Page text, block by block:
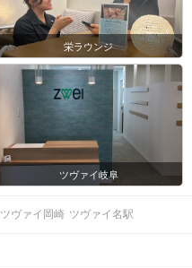
栄ラウンジ
ツヴァイ岐阜
ツヴァイ岡崎 ツヴァイ名駅